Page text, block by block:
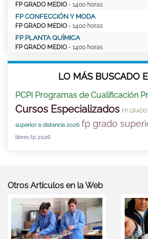
FP GRADO MEDIO - 1400 horas
FP CONFECCIÓN Y MODA
FP GRADO MEDIO - 1400 horas
FP PLANTA QUÍMICA
FP GRADO MEDIO - 1400 horas
LO MÁS BUSCADO
PCPI Programas de Cualificación
Cursos Especializados FP
superior a distancia 2026 fp grado
libres fp 2026
Otros Artículos en la Web